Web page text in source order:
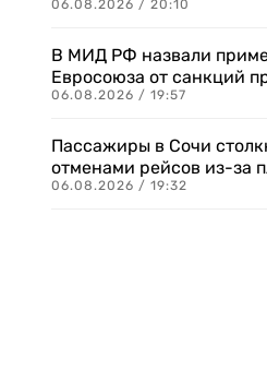
06.08.2026 / 20:10
В МИД РФ назвали
Евросоюза от санкций
06.08.2026 / 19:57
Пассажиры в Сочи
отменами рейсов из-за
06.08.2026 / 19:32